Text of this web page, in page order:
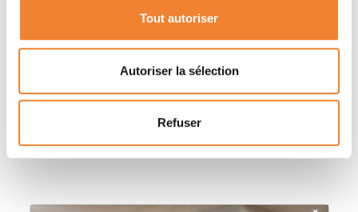
Tout autoriser
Autoriser la sélection
Refuser
Autres annonces qui pourraient vous
intéresser